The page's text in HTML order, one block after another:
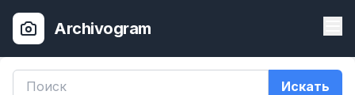
Archivogram
Искать